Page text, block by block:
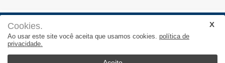
JORNAL METAS - Rua São José, 253, Sala 302, Centro
Cookies.
Ao usar este site você aceita que usamos cookies. política de
privacidade.